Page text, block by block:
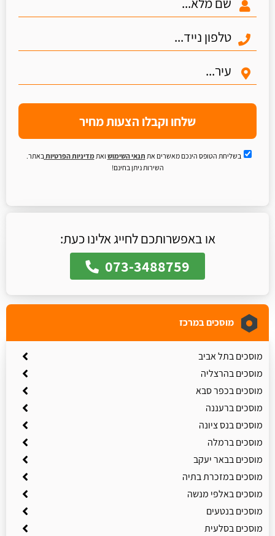
שלחו וקבלו הצעות מחיר
בשליחת הטופס הינכם מאשרים את תנאי השימוש ואתמדיניות הפרטיותבאתר.
השירות ניתן בחינם!
או באפשרותכם לחייג אלינו כעת:
073-3488759
מוסכים במרכז
מוסכים בתל אביב
מוסכים בהרצליה
מוסכים בכפר סבא
מוסכים ברעננה
מוסכים בנס ציונה
מוסכים ברמלה
מוסכים בבאר יעקב
מוסכים במזכרת בתיה
מוסכים באלפי מנשה
מוסכים בנטעים
מוסכים בסלעית